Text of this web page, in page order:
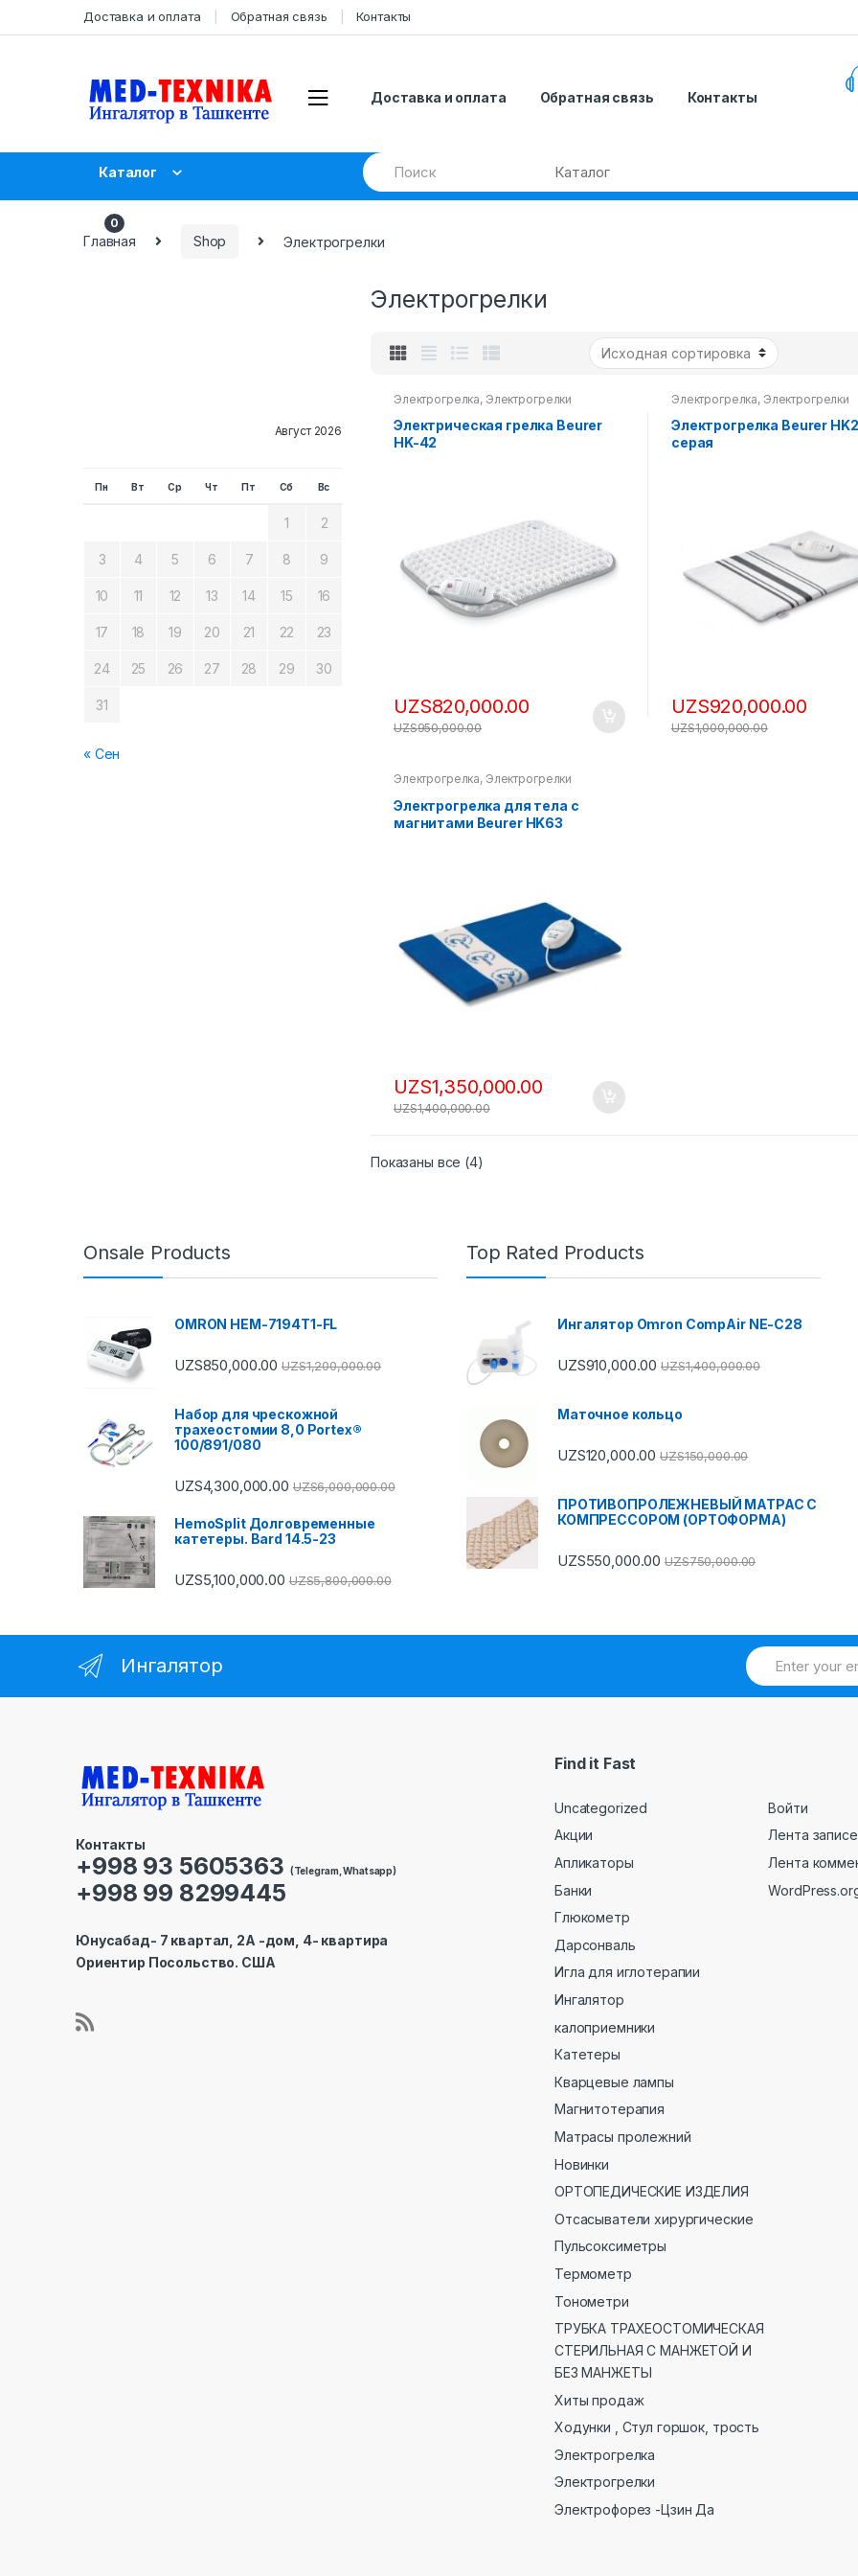
to
to
Доставка и оплата Обратная связь Контакты
Доставка и оплата Обратная связь Контакты
Каталог
Search
for:
0
Главная Shop Электрогрелки
Электрогрелки
Электрогрелка, Электрогрелки
Электрическая грелка Beurer
HK-42
UZS820,000.00
UZS950,000.00
Электрогрелка, Электрогрелки
Электрогрелка Beurer
серая
UZS920,000.00
UZS1,000,000.00
Электрогрелка, Электрогрелки
Электрогрелка для тела с
магнитами Beurer HK63
UZS1,350,000.00
UZS1,400,000.00
Показаны все (4)
Август 2026
Пн Вт Ср Чт Пт Сб Вс
1 2
3 4 5 6 7 8 9
10 11 12 13 14 15 16
17 18 19 20 21 22 23
24 25 26 27 28 29 30
31
« Сен
Onsale Products
OMRON HEM-7194T1-FL
UZS850,000.00 UZS1,200,000.00
Набор для чрескожной
трахеостомии 8,0 Portex®
100/891/080
UZS4,300,000.00 UZS6,000,000.00
HemoSplit Долговременные
катетеры. Bard 14.5-23
UZS5,100,000.00 UZS5,800,000.00
Top Rated Products
Ингалятор Omron CompAir NE-C28
UZS910,000.00 UZS1,400,000.00
Маточное кольцо
UZS120,000.00 UZS150,000.00
ПРОТИВОПРОЛЕЖНЕВЫЙ МАТРАС С
КОМПРЕССОРОМ (ОРТОФОРМА)
UZS550,000.00 UZS750,000.00
Ингалятор
Контакты
+998 93 5605363 (Telegram, Whatsapp)
+998 99 8299445
Юнусабад- 7 квартал, 2А -дом, 4- квартира
Ориентир Посольство. США
Find it Fast
Uncategorized
Акции
Апликаторы
Банки
Глюкометр
Дарсонваль
Игла для иглотерапии
Ингалятор
калоприемники
Катетеры
Кварцевые лампы
Магнитотерапия
Матрасы пролежний
Новинки
ОРТОПЕДИЧЕСКИЕ ИЗДЕЛИЯ
Отсасыватели хирургические
Пульсоксиметры
Термометр
Тонометри
ТРУБКА ТРАХЕОСТОМИЧЕСКАЯ
СТЕРИЛЬНАЯ С МАНЖЕТОЙ И
БЕЗ МАНЖЕТЫ
Хиты продаж
Ходунки , Стул горшок, трость
Электрогрелка
Электрогрелки
Электрофорез -Цзин Да
Войти
Лента
Лента